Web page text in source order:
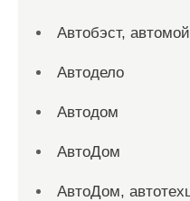
Автобэст,
Автодело
Автодом
АвтоДом
АвтоДом,